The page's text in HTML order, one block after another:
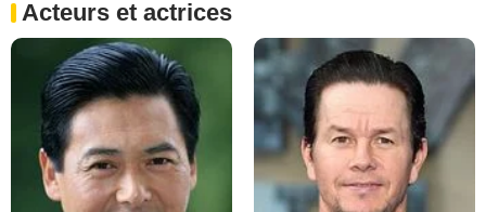
Acteurs et actrices